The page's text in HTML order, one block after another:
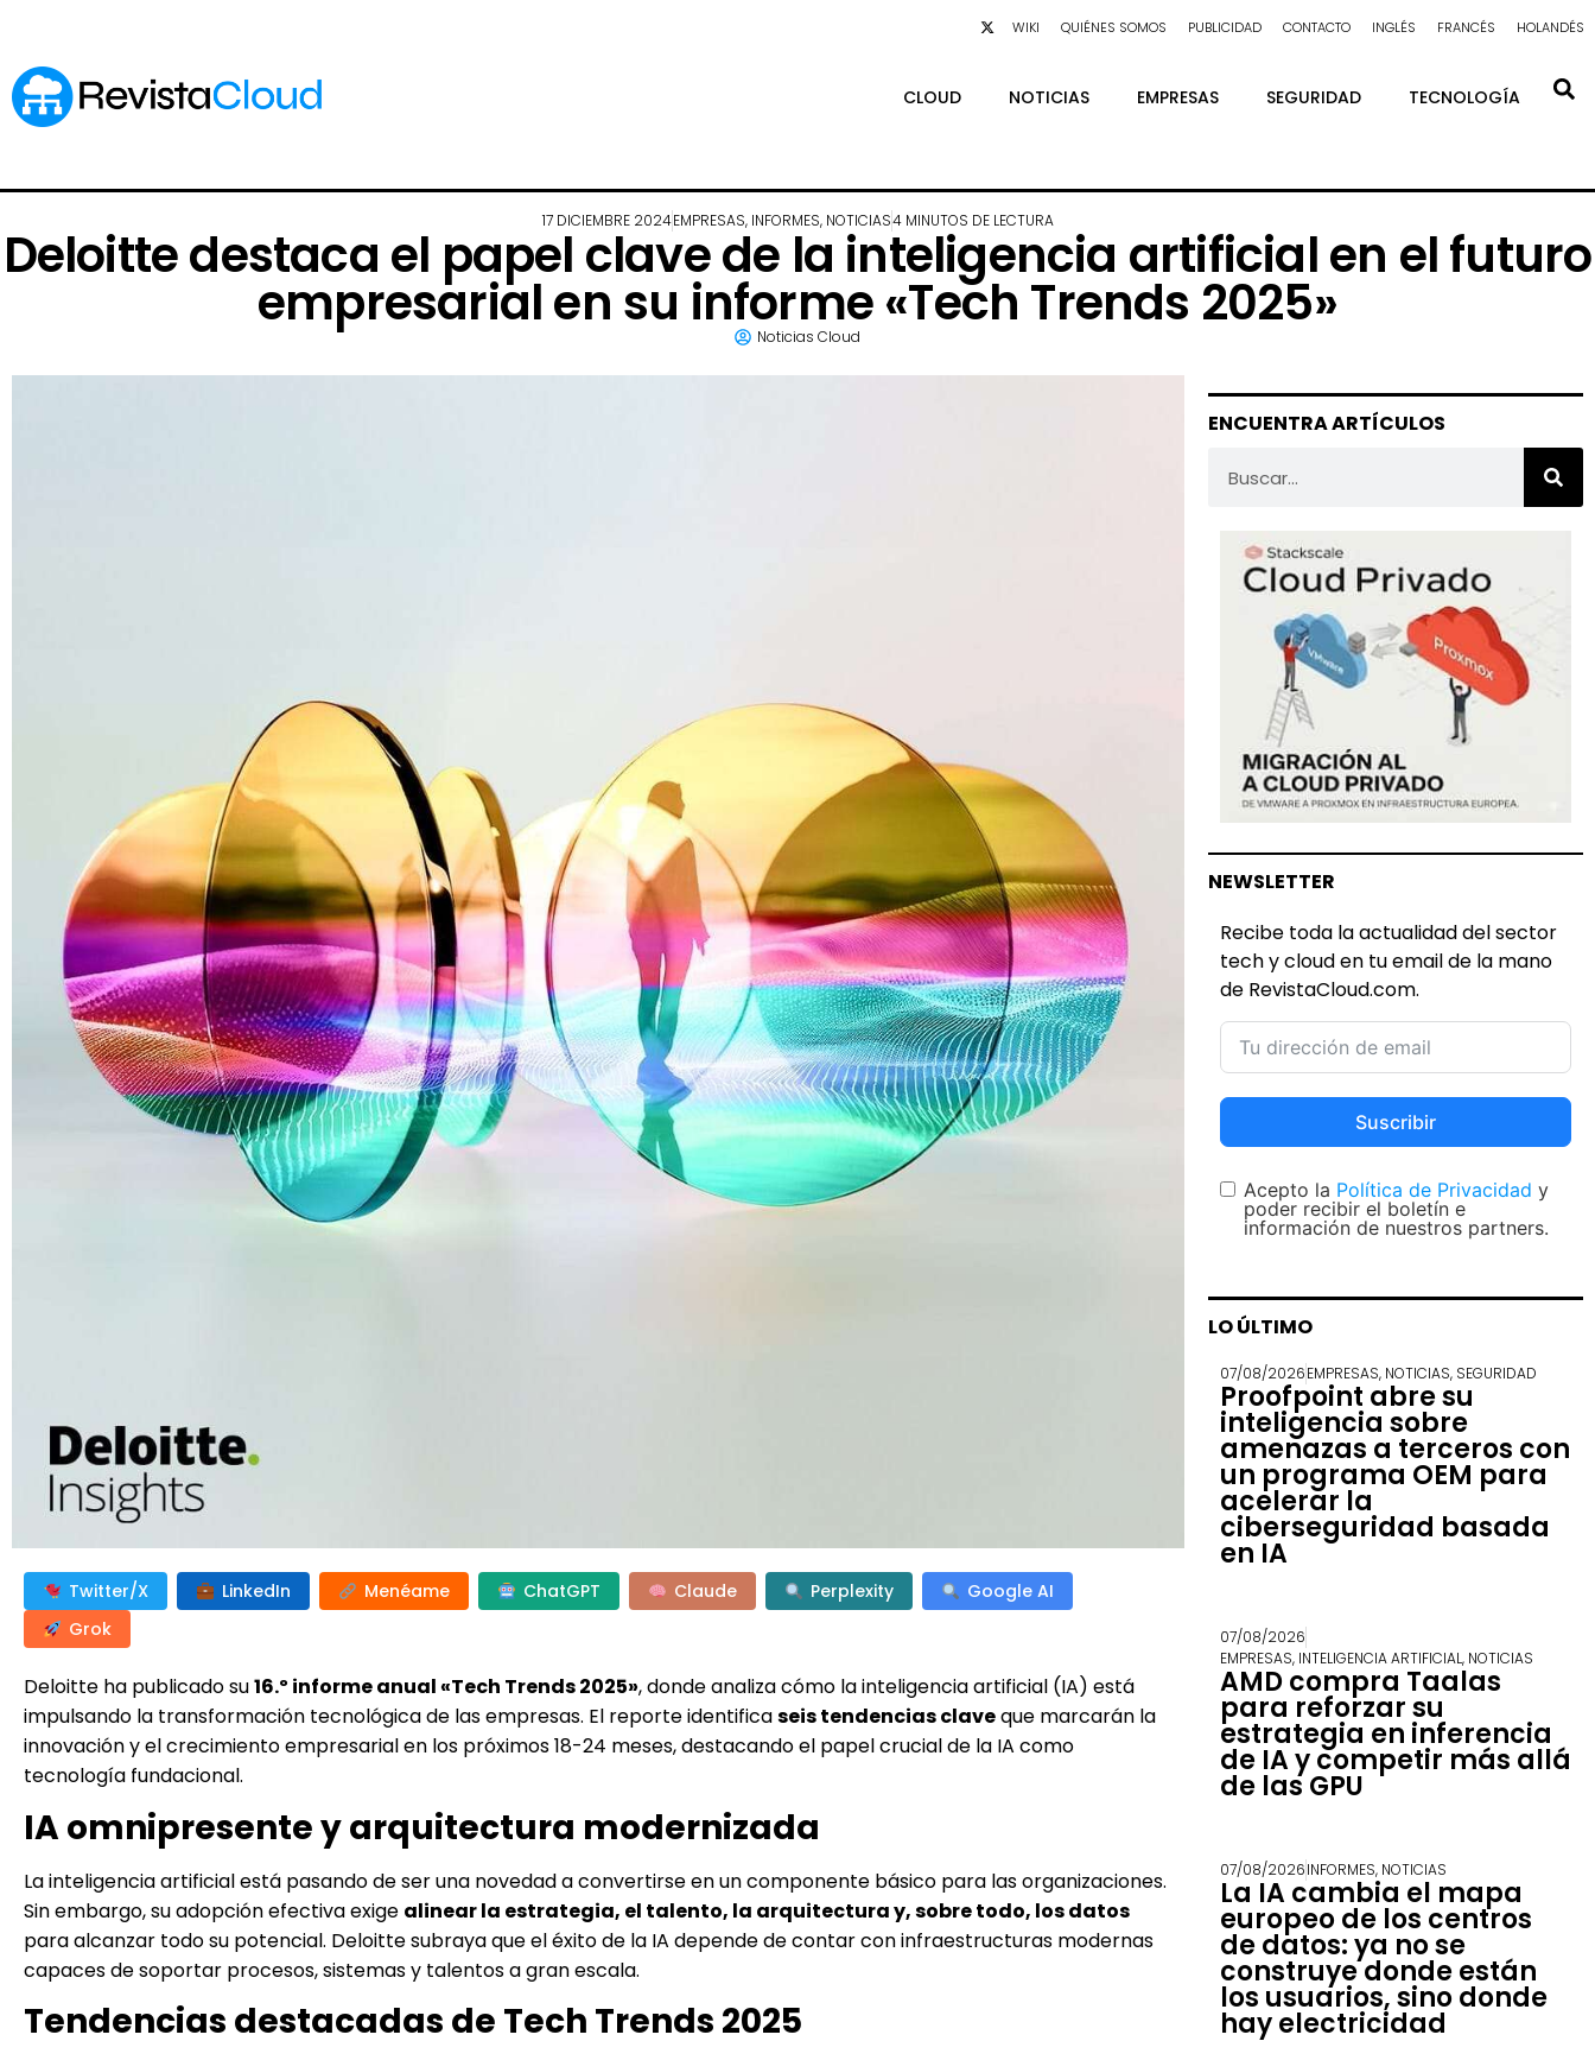
WIKI QUIÉNES SOMOS PUBLICIDAD CONTACTO INGLÉS FRANCÉS HOLANDÉS
CLOUD NOTICIAS EMPRESAS SEGURIDAD TECNOLOGÍA
17 DICIEMBRE 2024EMPRESAS, INFORMES, NOTICIAS4 MINUTOS DE LECTURA
Deloitte destaca el papel clave de la inteligencia artificial en el futuro
empresarial en su informe «Tech Trends 2025»
Noticias Cloud
Twitter/X LinkedIn Menéame ChatGPT Claude Perplexity
Google AI
Grok
Deloitte ha publicado su16.º informe anual «Tech Trends 2025», donde analiza cómo la inteligencia artificial (IA) está
impulsando la transformación tecnológica de las empresas. El reporte identificaseis tendencias claveque marcarán la
innovación y el crecimiento empresarial en los próximos 18-24 meses, destacando el papel crucial de la IA como
tecnología fundacional.
IA omnipresente y arquitectura modernizada
La inteligencia artificial está pasando de ser una novedad a convertirse en un componente básico para las organizaciones.
Sin embargo, su adopción efectiva exige alinear la estrategia, el talento, la arquitectura y, sobre todo, los datos
para alcanzar todo su potencial. Deloitte subraya que el éxito de la IA depende de contar con infraestructuras modernas
capaces de soportar procesos, sistemas y talentos a gran escala.
Tendencias destacadas de Tech Trends 2025
ENCUENTRA ARTÍCULOS
NEWSLETTER
Recibe toda la actualidad del sector
tech y cloud en tu email de la mano
de RevistaCloud.com.
Suscribir
Acepto la Política de Privacidad y
poder recibir el boletín e
información de nuestros partners.
LO ÚLTIMO
07/08/2026EMPRESAS, NOTICIAS, SEGURIDAD
Proofpoint abre su
inteligencia sobre
amenazas a terceros con
un programa OEM para
acelerar la
ciberseguridad basada
en IA
07/08/2026
EMPRESAS, INTELIGENCIA ARTIFICIAL, NOTICIAS
AMD compra Taalas
para reforzar su
estrategia en inferencia
de IA y competir más allá
de las GPU
07/08/2026INFORMES, NOTICIAS
La IA cambia el mapa
europeo de los centros
de datos: ya no se
construye donde están
los usuarios, sino donde
hay electricidad